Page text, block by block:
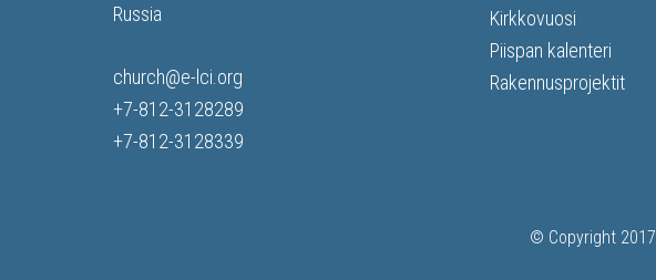
Russia
church@e-lci.org
+7-812-3128289
+7-812-3128339
Kirkkovuosi
Piispan kalenteri
Rakennusprojektit
© Copyright 2017